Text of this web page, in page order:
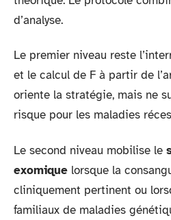
d’analyse.
Le premier niveau reste
et le calcul de F à partir de
oriente la stratégie, mais ne
risque pour les maladies
Le second niveau mobilise le
exomique lorsque la
cliniquement pertinent ou
familiaux de maladies